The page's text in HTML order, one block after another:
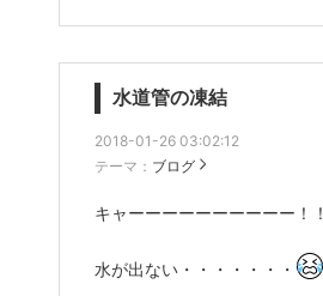
水道管の凍結
2018-01-26 03:02:12
テーマ： ブログ
キャーーーーーーーーーー！！
水が出ない・・・・・・・